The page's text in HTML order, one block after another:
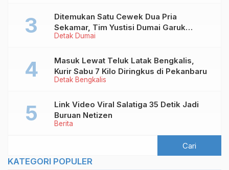
Detak Dumai
Ditemukan Satu Cewek Dua Pria
Sekamar, Tim Yustisi Dumai Garuk
Puluhan Pasangan Mesum
Detak Bengkalis
Masuk Lewat Teluk Latak Bengkalis,
Kurir Sabu 7 Kilo Diringkus di Pekanbaru
Berita
Link Video Viral Salatiga 35 Detik Jadi
Buruan Netizen
KATEGORI POPULER